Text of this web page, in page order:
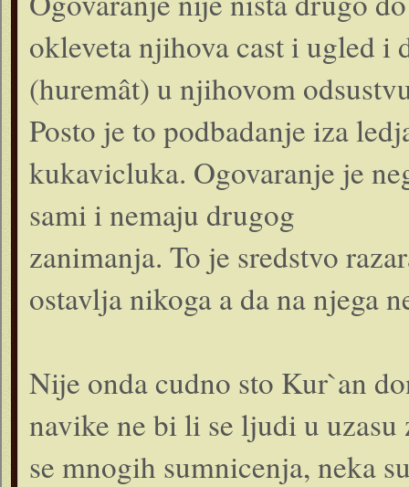
okleveta njihova cast i ugled i
(huremât) u njihovom
Posto je to podbadanje iza
kukavicluka. Ogovaranje je
sami i nemaju drugog
zanimanja. To je sredstvo
ostavlja nikoga a da na njega
Nije onda cudno sto Kur`an
navike ne bi li se ljudi u
se mnogih sumnicenja, neka